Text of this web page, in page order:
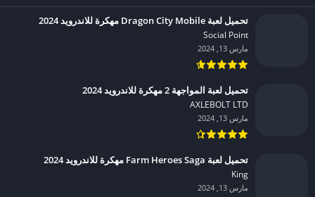
تحميل لعبة Dragon City Mobile مهكرة للاندرويد 2024
Social Point‏
مارس 13, 2024
تحميل لعبة المواجهة 2 مهكرة للاندرويد 2024
AXLEBOLT LTD‏
مارس 13, 2024
تحميل لعبة Farm Heroes Saga مهكرة للاندرويد 2024
King‏
مارس 13, 2024